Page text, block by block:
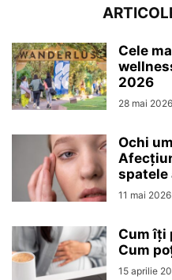
Cele
2026
28 mai 2026
Ochi
spatele
11 mai 2026
Cum îți
Cum
15 aprilie